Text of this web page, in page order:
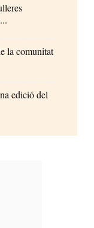
la comunitat
edició del